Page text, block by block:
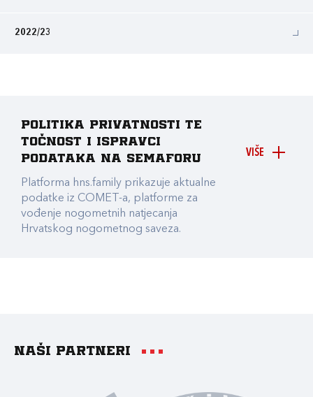
2022/23
VIŠE
Politika privatnosti te
točnost i ispravci
podataka na Semaforu
Platforma hns.family prikazuje aktualne
podatke iz COMET-a, platforme za
vođenje nogometnih natjecanja
Hrvatskog nogometnog saveza.
Naši partneri